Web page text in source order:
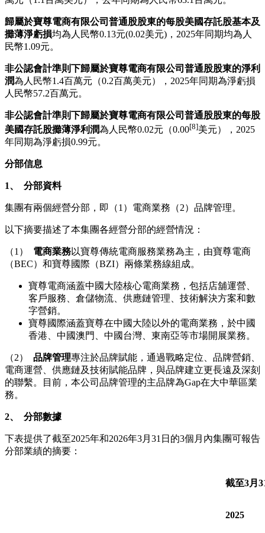
歸屬於寶尊電商有限公司普通股股東的每股美國存託股基本及
攤薄淨虧損均為人民幣0.13元(0.02美元)，2025年同期均為人
民幣1.09元。
非公認會計準則下歸屬於寶尊電商有限公司普通股股東的淨利
潤為人民幣1.4百萬元（0.2百萬美元），2025年同期為淨虧損
人民幣57.2百萬元。
非公認會計準則下歸屬於寶尊電商有限公司普通股股東的每股
美國存託股攤薄淨利潤為人民幣0.02元（0.00[8]美元），2025
年同期為淨虧損0.99元。
分部信息
1、 分部資料
集團有兩個經營分部，即（1）電商業務（2）品牌管理。
以下摘要描述了本集團各經營分部的經營情況：
（1） 電商業務以寶尊傳統電商服務業務為主，由寶尊電商
（BEC）和寶尊國際（BZI）兩條業務線組成。
寶尊電商涵蓋中國大陸核心電商業務，包括店舖運營、
客戶服務、倉儲物流、供應鏈管理、技術解決方案和數
字營銷。
寶尊國際涵蓋寶尊在中國大陸以外的電商業務，於中國
香港、中國澳門、中國台灣、東南亞等市場開展業務。
（2） 品牌管理專注於品牌賦能，通過戰略定位、品牌營銷、
電商運營、供應鏈及技術賦能品牌，與品牌建立更長遠及深刻
的聯繫。目前，本公司品牌管理的主品牌為Gap在大中華區業
務。
2、 分部數據
下表提供了截至2025年和2026年3月31日的3個月內集團可報告
分部業績的摘要：
截至3月
2025